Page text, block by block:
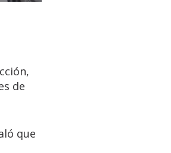
de
que